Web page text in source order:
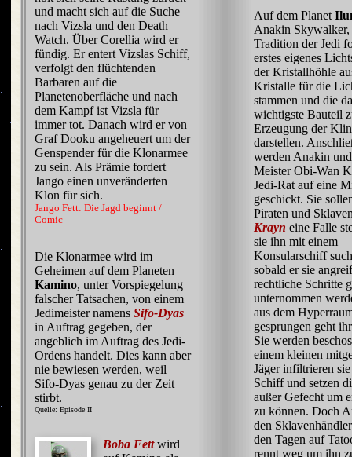
und macht sich auf die Suche
nach Vizsla und den Death
Watch. Über Corellia wird er
fündig. Er entert Vizslas Schiff,
verfolgt den flüchtenden
Barbaren auf die
Planetenoberfläche und nach
dem Kampf ist Vizsla für
immer tot. Danach wird er von
Graf Dooku angeheuert um der
Genspender für die Klonarmee
zu sein. Als Prämie fordert
Jango einen unveränderten
Klon für sich.
Jango Fett: Die Jagd beginnt /
Comic
Die Klonarmee wird im
Geheimen auf dem Planeten
Kamino, unter Vorspiegelung
falscher Tatsachen, von einem
Jedimeister namensSifo-Dyas
in Auftrag gegeben, der
angeblich im Auftrag des Jedi-
Ordens handelt. Dies kann aber
nie bewiesen werden, weil
Sifo-Dyas genau zu der Zeit
stirbt.
Quelle: Episode II
Boba Fettwird
Auf dem Planet
Anakin Skywalker,
Tradition der Jedi
erstes eigenes
der Kristallhöhle
Kristalle für die
stammen und die
wichtigste Bauteil
Erzeugung der
darstellen.
werden Anakin
Meister Obi-Wan
Jedi-Rat auf eine
geschickt. Sie
Piraten und
Krayn eine Falle
sie ihn mit einem
Konsularschiff
sobald er sie
rechtliche Schritte
unternommen
aus dem
gesprungen geht
Sie werden
einem kleinen
Jäger infiltrieren
Schiff und setzen
außer Gefecht um
zu können. Doch
den
den Tagen auf
rennt weg um ihn